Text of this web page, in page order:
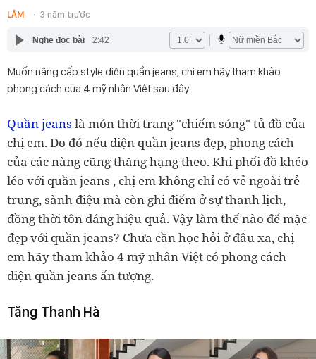
LÂM 3 năm trước
Nghe đọc bài 2:42
Muốn nâng cấp style diện quần jeans, chị em hãy tham khảo
phong cách của 4 mỹ nhân Việt sau đây.
Quần jeans là món thời trang "chiếm sóng" tủ đồ của
chị em. Do đó nếu diện quần jeans đẹp, phong cách
của các nàng cũng thăng hạng theo. Khi phối đồ khéo
léo với quần jeans , chị em không chỉ có vẻ ngoài trẻ
trung, sành điệu mà còn ghi điểm ở sự thanh lịch,
đồng thời tôn dáng hiệu quả. Vậy làm thế nào để mặc
đẹp với quần jeans? Chưa cần học hỏi ở đâu xa, chị
em hãy tham khảo 4 mỹ nhân Việt có phong cách
diện quần jeans ấn tượng.
Tăng Thanh Hà